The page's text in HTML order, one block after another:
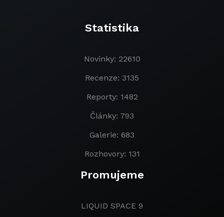
Statistika
Novinky: 22610
Recenze: 3135
Reporty: 1482
Články: 793
Galerie: 683
Rozhovory: 131
Promujeme
LIQUID SPACE 9